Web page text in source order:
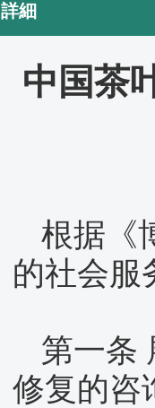
詳細
中国茶
根据《
的社会服
第一条
修复的咨